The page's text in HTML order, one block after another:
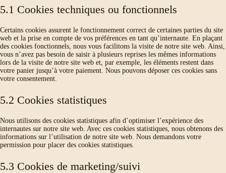
5.1 Cookies techniques ou fonctionnels
Certains cookies assurent le fonctionnement correct de certaines parties du site
web et la prise en compte de vos préférences en tant qu’internaute. En plaçant
des cookies fonctionnels, nous vous facilitons la visite de notre site web. Ainsi,
vous n’avez pas besoin de saisir à plusieurs reprises les mêmes informations
lors de la visite de notre site web et, par exemple, les éléments restent dans
votre panier jusqu’à votre paiement. Nous pouvons déposer ces cookies sans
votre consentement.
5.2 Cookies statistiques
Nous utilisons des cookies statistiques afin d’optimiser l’expérience des
internautes sur notre site web. Avec ces cookies statistiques, nous obtenons des
informations sur l’utilisation de notre site web. Nous demandons votre
permission pour placer des cookies statistiques.
5.3 Cookies de marketing/suivi